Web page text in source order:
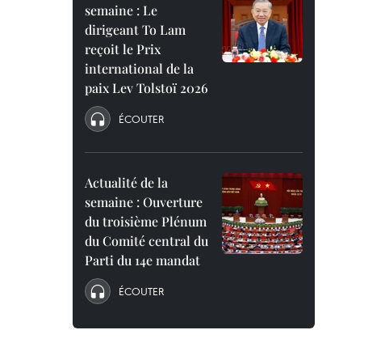
semaine : Le
dirigeant To Lam
reçoit le Prix
international de la
paix Lev Tolstoï 2026
ÉCOUTER
Actualité de la
semaine : Ouverture
du troisième Plénum
du Comité central du
Parti du 14e mandat
ÉCOUTER